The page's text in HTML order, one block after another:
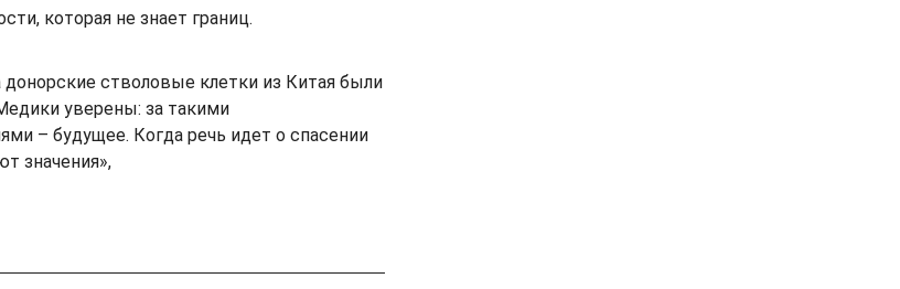
которая не знает границ.
донорские стволовые клетки из Китая были
уверены: за такими
– будущее. Когда речь идет о спасении
значения»,